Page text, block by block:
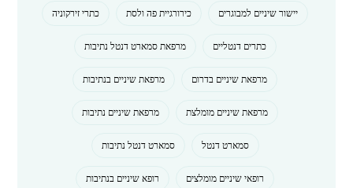
יישור שיניים למבוגרים
כירורגיית פה ולסת
כתרי זירקוניה
כתרים דנטליים
מרפאת סמארט דנטל נתיבות
מרפאת שיניים בדרום
מרפאת שיניים בנתיבות
מרפאת שיניים מומלצת
מרפאת שיניים נתיבות
סמארט דנטל
סמארט דנטל נתיבות
רופאי שיניים מומלצים
רופא שיניים בנתיבות